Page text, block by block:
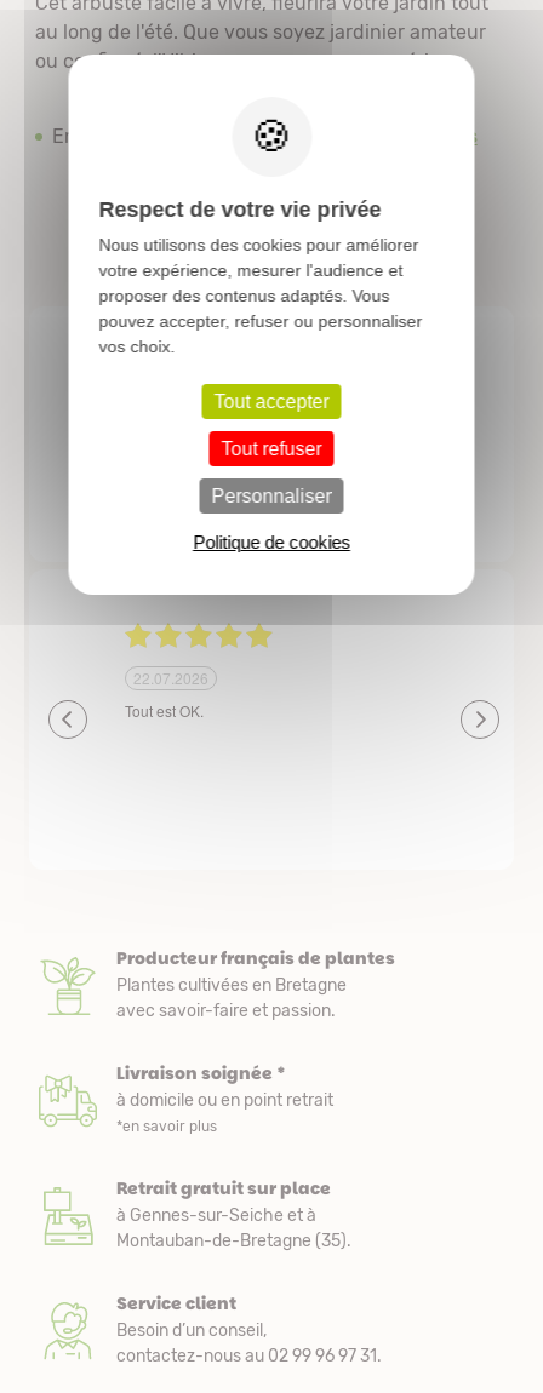
au long de l'été. Que vous soyez jardinier amateur
ou confirmé, l'Hibiscus saura vous conquérir.
En savoir plus : Zoom sur : l'Hibiscus syriacus
based on4520reviews
24.06.2026
plantes de qualité très bien emballées et
Producteur français de plantes
Plantes cultivées en Bretagne
avec savoir-faire et passion.
Livraison soignée *
à domicile ou en point retrait
*en savoir plus
Retrait gratuit sur place
à Gennes-sur-Seiche et à
Montauban-de-Bretagne (35).
Service client
Besoin d’un conseil,
contactez-nous au 02 99 96 97 31.
Respect de votre vie privée
Nous utilisons des cookies pour améliorer
votre expérience, mesurer l'audience et
proposer des contenus adaptés. Vous
pouvez accepter, refuser ou personnaliser
vos choix.
Tout accepter
Tout refuser
Personnaliser
Politique de cookies